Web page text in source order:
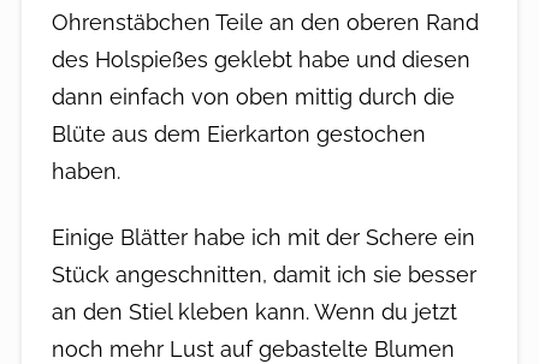
Ohrenstäbchen Teile an den oberen Rand
des Holspießes geklebt habe und diesen
dann einfach von oben mittig durch die
Blüte aus dem Eierkarton gestochen
haben.
Einige Blätter habe ich mit der Schere ein
Stück angeschnitten, damit ich sie besser
an den Stiel kleben kann. Wenn du jetzt
noch mehr Lust auf gebastelte Blumen